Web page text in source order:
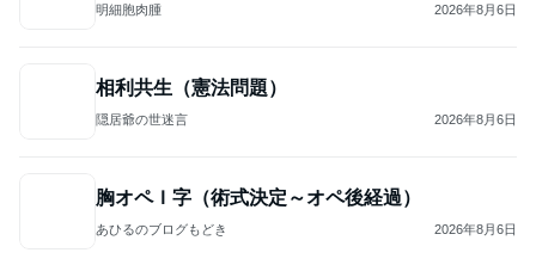
明細胞肉腫 2026年8月6日
相利共生（憲法問題）
隠居爺の世迷言 2026年8月6日
胸オペＩ字（術式決定～オペ後経過）
あひるのブログもどき 2026年8月6日